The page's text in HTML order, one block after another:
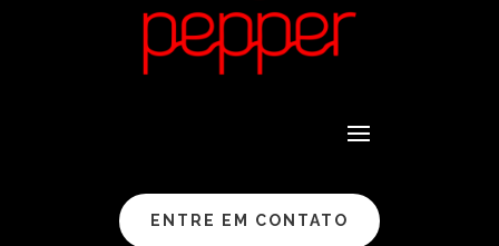
ENTRE EM CONTATO